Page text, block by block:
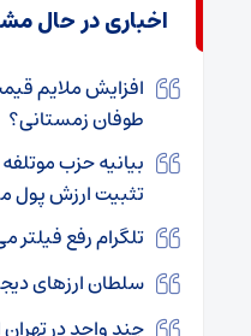
اخباری در حال
افزایش ملایم
طوفان زمستانی؟
بیانیه حزب
تثبیت ارزش پول
تلگرام رفع فیلتر
سلطان ارزهای
چند واحد در